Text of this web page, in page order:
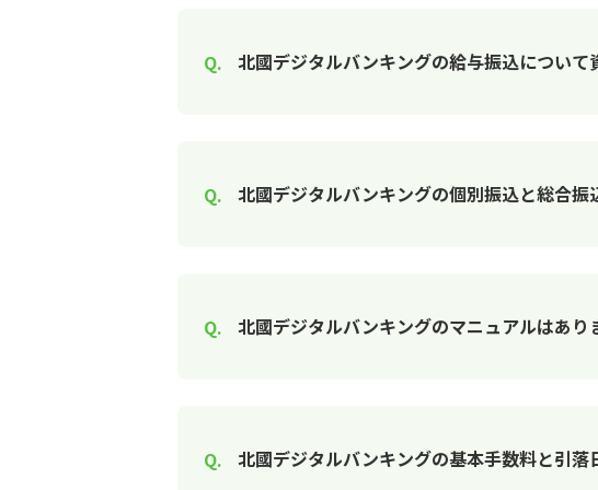
北國デジタルバンキングの給与振込につい
北國デジタルバンキングの個別振込と総合振
北國デジタルバンキングのマニュアルはあり
北國デジタルバンキングの基本手数料と引落